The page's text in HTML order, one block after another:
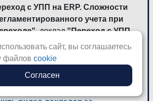
с УПП на ERP. Сложности
учета при
, доклад"Переход с УПП
документов"
проведения сложных
данных на 1С", доклад"Способы
переносов данных"
сайт, вы соглашаетесь
файловcookie
Согласен